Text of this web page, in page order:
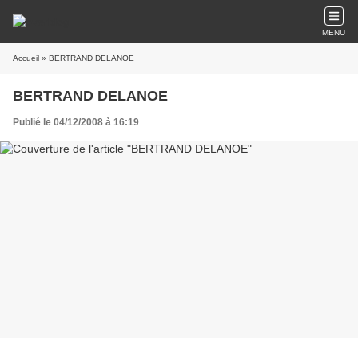
MENU
Accueil » BERTRAND DELANOE
BERTRAND DELANOE
Publié le 04/12/2008 à 16:19